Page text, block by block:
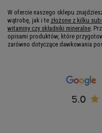
W ofercie naszego sklepu
wątrobę, jak i te złożone z kilku
witaminy czy składniki mineralne .
opisami produktów, które
zarówno dotyczące dawkowania